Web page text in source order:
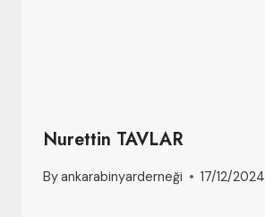
Nurettin TAVLAR
Byankarabinyarderneği 17/12/2024